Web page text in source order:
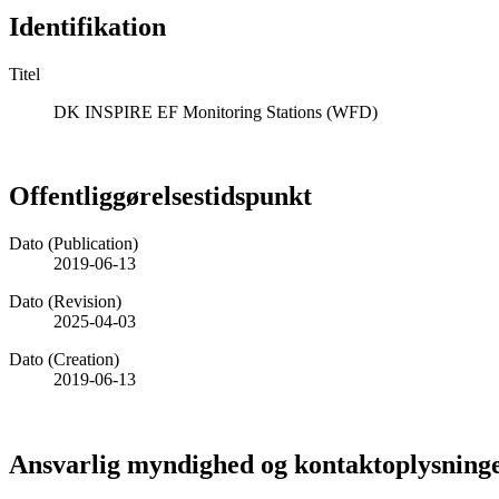
Identifikation
Titel
DK INSPIRE EF Monitoring Stations (WFD)
Offentliggørelsestidspunkt
Dato (Publication)
2019-06-13
Dato (Revision)
2025-04-03
Dato (Creation)
2019-06-13
Ansvarlig myndighed og